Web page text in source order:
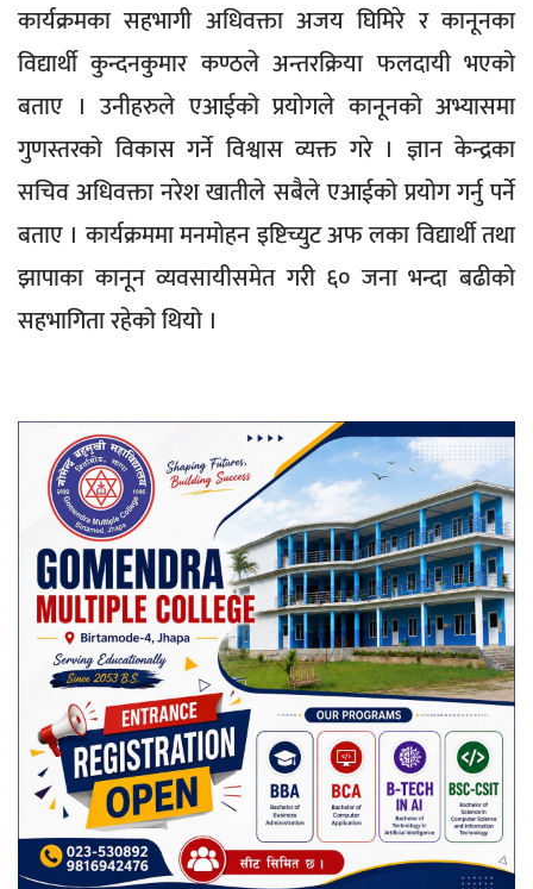
कार्यक्रमका सहभागी अधिवक्ता अजय घिमिरे र कानूनका
विद्यार्थी कुन्दनकुमार कण्ठले अन्तरक्रिया फलदायी भएको
बताए । उनीहरुले एआईको प्रयोगले कानूनको अभ्यासमा
गुणस्तरको विकास गर्ने विश्वास व्यक्त गरे । ज्ञान केन्द्रका
सचिव अधिवक्ता नरेश खातीले सबैले एआईको प्रयोग गर्नु पर्ने
बताए । कार्यक्रममा मनमोहन इष्टिच्युट अफ लका विद्यार्थी तथा
झापाका कानून व्यवसायीसमेत गरी ६० जना भन्दा बढीको
सहभागिता रहेको थियो ।